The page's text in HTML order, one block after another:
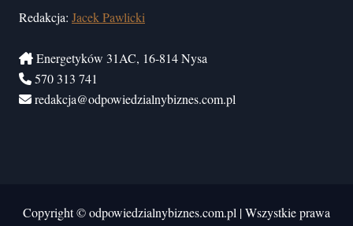
Redakcja: Jacek Pawlicki
Energetyków 31AC, 16-814 Nysa
570 313 741
redakcja@odpowiedzialnybiznes.com.pl
Copyright © odpowiedzialnybiznes.com.pl |Wszystkie prawa